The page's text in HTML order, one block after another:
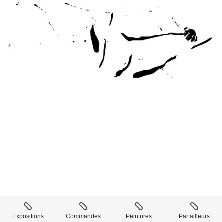
Expositions Commandes Peintures Par ailleurs